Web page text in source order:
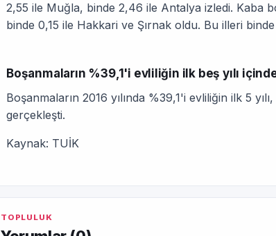
2,55 ile Muğla, binde 2,46 ile Antalya izledi. Kaba
binde 0,15 ile Hakkari ve Şırnak oldu. Bu illeri
Boşanmaların %39,1'i evliliğin ilk beş yılı
Boşanmaların 2016 yılında %39,1'i evliliğin ilk 5
gerçekleşti.
Kaynak: TUİK
TOPLULUK